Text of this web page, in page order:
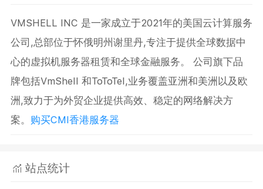
VMSHELL INC 是一家成立于2021年的美国云计算服务
公司,总部位于怀俄明州谢里丹,专注于提供全球数据中
心的虚拟机服务器租赁和全球金融服务。 公司旗下品
牌包括VmShell 和ToToTel,业务覆盖亚洲和美洲以及欧
洲,致力于为外贸企业提供高效、稳定的网络解决方
案。 购买CMI香港服务器
站点统计